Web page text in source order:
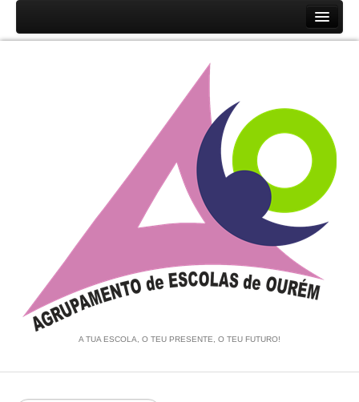
Unidades Orgânicas
Documentos
Associação de Pais e EE
Equipa de Autoavaliação
Notícias
A TUA ESCOLA, O TEU PRESENTE, O TEU FUTURO!